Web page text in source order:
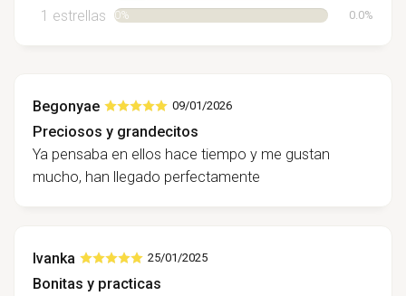
1 estrellas 0% 0.0%
Begonyae 09/01/2026
Preciosos y grandecitos
Ya pensaba en ellos hace tiempo y me gustan
mucho, han llegado perfectamente
Ivanka 25/01/2025
Bonitas y practicas